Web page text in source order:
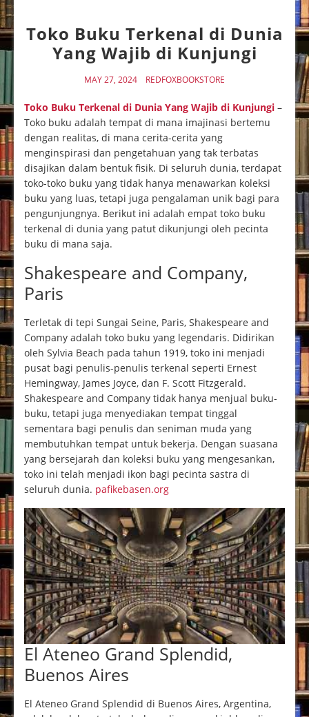
Toko Buku Terkenal di Dunia
Yang Wajib di Kunjungi
MAY 27, 2024 REDFOXBOOKSTORE
Toko Buku Terkenal di Dunia Yang Wajib di Kunjungi –
Toko buku adalah tempat di mana imajinasi bertemu
dengan realitas, di mana cerita-cerita yang
menginspirasi dan pengetahuan yang tak terbatas
disajikan dalam bentuk fisik. Di seluruh dunia, terdapat
toko-toko buku yang tidak hanya menawarkan koleksi
buku yang luas, tetapi juga pengalaman unik bagi para
pengunjungnya. Berikut ini adalah empat toko buku
terkenal di dunia yang patut dikunjungi oleh pecinta
buku di mana saja.
Shakespeare and Company,
Paris
Terletak di tepi Sungai Seine, Paris, Shakespeare and
Company adalah toko buku yang legendaris. Didirikan
oleh Sylvia Beach pada tahun 1919, toko ini menjadi
pusat bagi penulis-penulis terkenal seperti Ernest
Hemingway, James Joyce, dan F. Scott Fitzgerald.
Shakespeare and Company tidak hanya menjual buku-
buku, tetapi juga menyediakan tempat tinggal
sementara bagi penulis dan seniman muda yang
membutuhkan tempat untuk bekerja. Dengan suasana
yang bersejarah dan koleksi buku yang mengesankan,
toko ini telah menjadi ikon bagi pecinta sastra di
seluruh dunia. pafikebasen.org
El Ateneo Grand Splendid,
Buenos Aires
El Ateneo Grand Splendid di Buenos Aires, Argentina,